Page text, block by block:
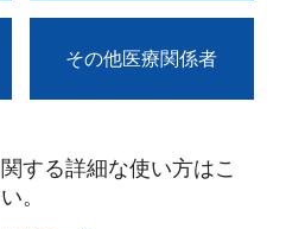
その他医療関係者
する詳細な使い方はこ
。​